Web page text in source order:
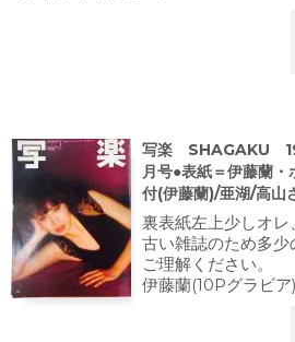
写楽 SHAGAKU
月号●表紙＝伊藤蘭・
付(伊藤蘭)/亜湖/高山
裏表紙左上少しオ
古い雑誌のため多
ご理解ください。
伊藤蘭(10Pグラビ